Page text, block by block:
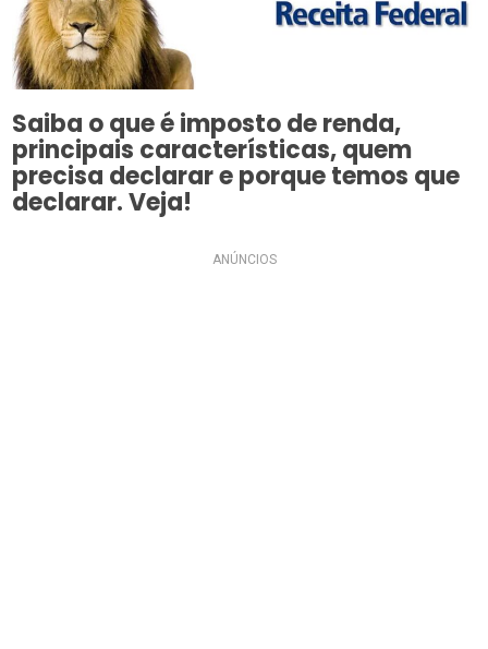
Saiba o que é imposto de renda,
principais características, quem
precisa declarar e porque temos que
declarar. Veja!
ANÚNCIOS